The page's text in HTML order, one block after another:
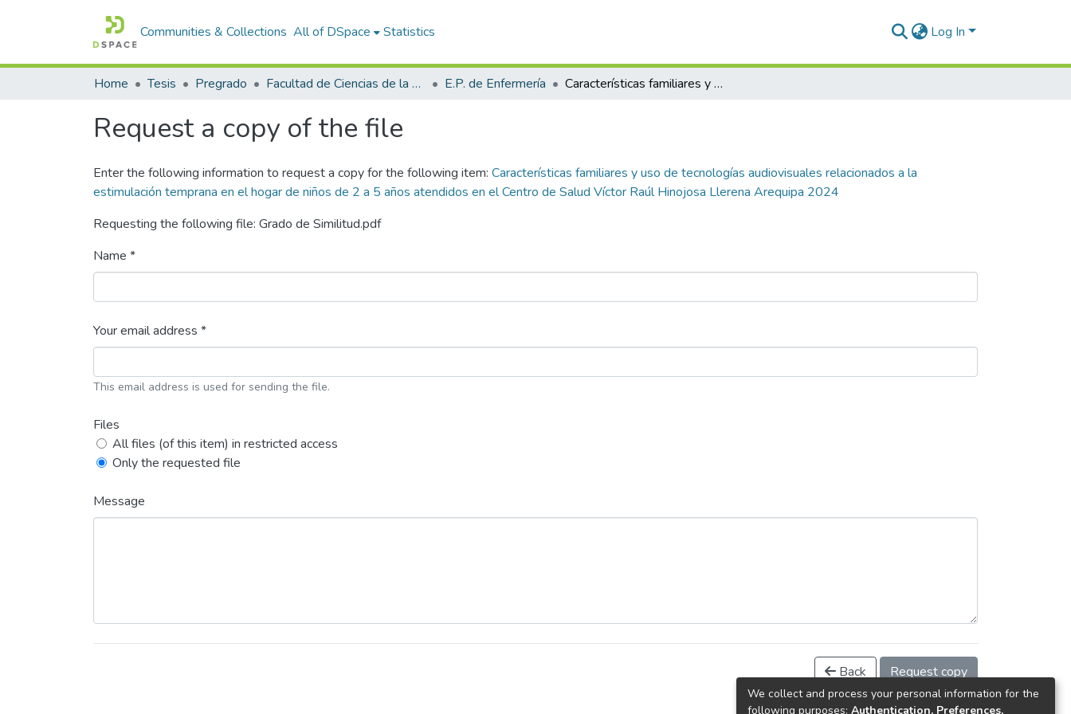
Communities & Collections All of DSpace Statistics Log In
Home Tesis Pregrado Facultad de Ciencias de la Salud E.P. de Enfermería Características familiares y uso de tecnologías audiovisuales relacionados a la estimulación temprana en el hogar de niños de 2 a 5 años atendidos en el Centro de Salud Víctor Raúl Hinojosa Llerena Arequipa 2024
Request a copy of the file
Enter the following information to request a copy for the following item: Características familiares y uso de tecnologías audiovisuales relacionados a la
estimulación temprana en el hogar de niños de 2 a 5 años atendidos en el Centro de Salud Víctor Raúl Hinojosa Llerena Arequipa 2024
Requesting the following file: Grado de Similitud.pdf
Name *
Your email address *
This email address is used for sending the file.
Files
All files (of this item) in restricted access
Only the requested file
Message
Back Request copy
We collect and process your personal information for the
following purposes: Authentication, Preferences,